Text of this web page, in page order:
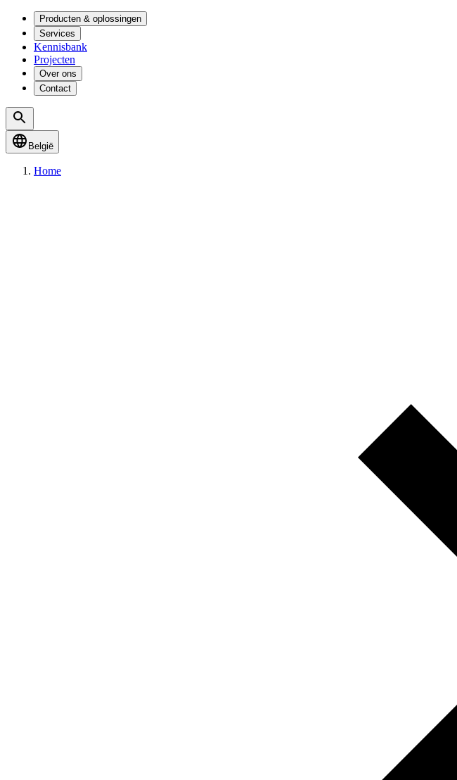
Producten & oplossingen
Services
Kennisbank
Projecten
Over ons
Contact
België
Home